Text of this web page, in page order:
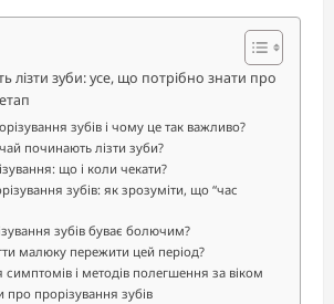
лізти зуби: усе, що потрібно знати про
зубів і чому це так важливо?
починають лізти зуби?
що і коли чекати?
зубів: як зрозуміти, що “час
зубів буває болючим?
малюку пережити цей період?
симптомів і методів полегшення за віком
про прорізування зубів